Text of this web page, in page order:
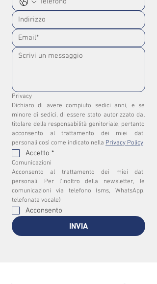
Privacy
Dichiaro di avere compiuto sedici anni, e se
minore di sedici, di essere stato autorizzato dal
titolare della responsabilità genitoriale, pertanto
acconsento al trattamento dei miei dati
personali così come indicato nella Privacy Policy.
Accetto *
Comunicazioni
Acconsento al trattamento dei miei dati
personali. Per l’inoltro della newsletter, le
comunicazioni via telefono (sms, WhatsApp,
telefonata vocale)
Acconsento
INVIA